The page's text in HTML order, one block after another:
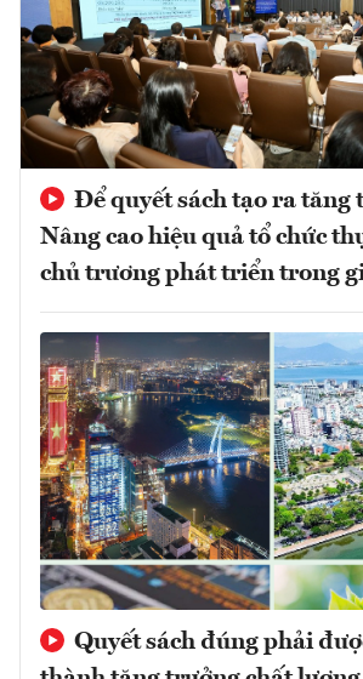
Để quyết sách tạo ra tăng
Nâng cao hiệu quả tổ chức
chủ trương phát triển trong
Quyết sách đúng phải